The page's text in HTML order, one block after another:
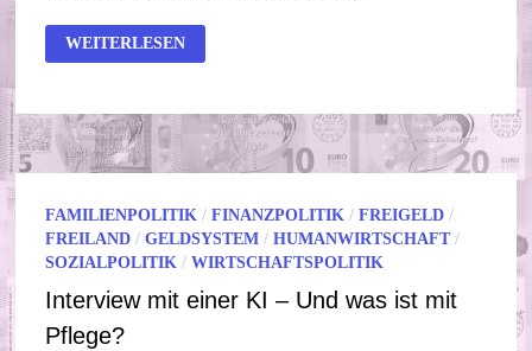
INTERVIEW
MIT
ARBEIT
VS
FREIZEIT?
WEITERLESEN
FAMILIENPOLITIK /FINANZPOLITIK /FREIGELD /
FREILAND /GELDSYSTEM /HUMANWIRTSCHAFT/
SOZIALPOLITIK /WIRTSCHAFTSPOLITIK
Interview mit einer KI – Und was ist mit
Pflege?